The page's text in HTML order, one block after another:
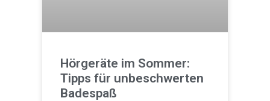
Hörgeräte im Sommer:
Tipps für unbeschwerten
Badespaß